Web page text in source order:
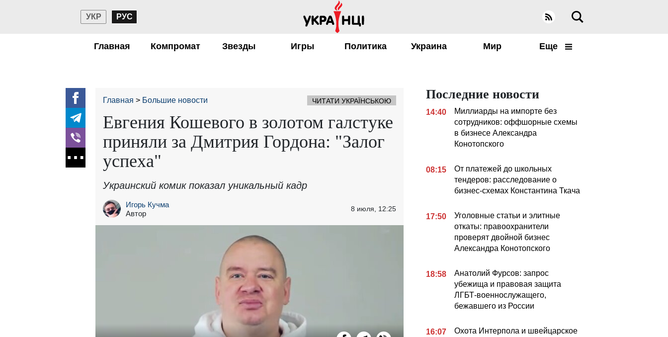
УКР РУС
Главная Компромат Звезды Игры Политика Украина Мир Еще
Главная Большие новости ЧИТАТИ УКРАЇНСЬКОЮ
Евгения Кошевого в золотом галстуке
приняли за Дмитрия Гордона: "Залог
успеха"
Украинский комик показал уникальный кадр
Игорь Кучма
Автор
8 июля, 12:25
Последние новости
14:40
Миллиарды на импорте без
сотрудников: оффшорные схемы
в бизнесе Александра
Конотопского
08:15
От платежей до школьных
тендеров: расследование о
бизнес-схемах Константина Ткача
17:50
Уголовные статьи и элитные
откаты: правоохранители
проверят двойной бизнес
Александра Конотопского
18:58
Анатолий Фурсов: запрос
убежища и правовая защита
ЛГБТ-военнослужащего,
бежавшего из России
16:07
Охота Интерпола и швейцарское